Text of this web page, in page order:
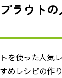
ラウト
を使った人気
めレシピの作